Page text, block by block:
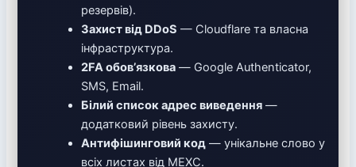
резервів).
Захист від DDoS — Cloudflare та власна
інфраструктура.
2FA обов’язкова — Google Authenticator,
SMS, Email.
Білий список адрес виведення —
додатковий рівень захисту.
Антифішинговий код — унікальне слово у
всіх листах від MEXC.